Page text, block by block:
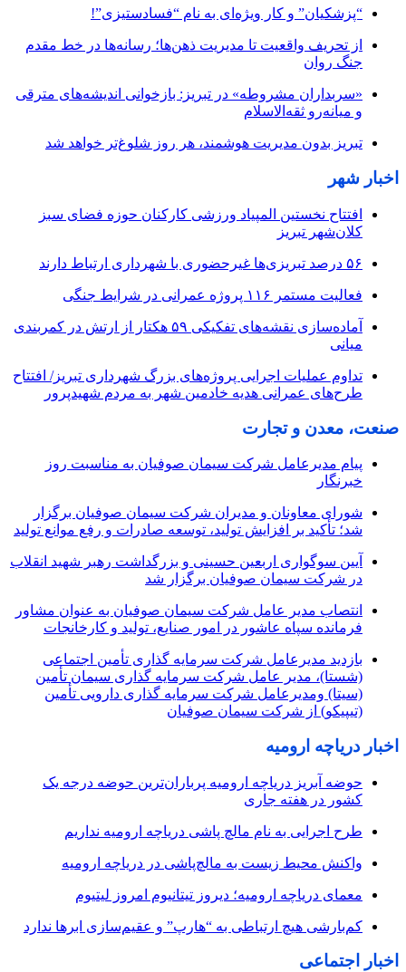
“پزشکیان” و کار ویژه‌ای به نام “فسادستیزی”!
از تحریف واقعیت تا مدیریت ذهن‌ها؛ رسانه‌ها در خط مقدم
جنگ روان
«سربداران مشروطه» در تبریز: بازخوانی اندیشه‌های مترقی
و میانه‌رو ثقه‌الاسلام
تبریز بدون مدیریت هوشمند، هر روز شلوغ‌تر خواهد شد
اخبار شهر
افتتاح نخستین المپیاد ورزشی کارکنان حوزه فضای سبز
کلان‌شهر تبریز
۵۶ درصد تبریزی‌ها غیرحضوری با شهرداری ارتباط دارند
فعالیت مستمر ۱۱۶ پروژه عمرانی در شرایط جنگی
آماده‌سازی نقشه‌های تفکیکی ۵۹ هکتار از ارتش در کمربندی
میانی
تداوم عملیات اجرایی پروژه‌های بزرگ شهرداری تبریز/ افتتاح
طرح‌های عمرانی هدیه خادمین شهر به مردم شهیدپرور
صنعت، معدن و تجارت
پیام مدیرعامل شرکت سیمان صوفیان به مناسبت روز
خبرنگار
شورای معاونان و مدیران شرکت سیمان صوفیان برگزار
شد؛ تأکید بر افزایش تولید، توسعه صادرات و رفع موانع تولید
آیین سوگواری اربعین حسینی و بزرگداشت رهبر شهید انقلاب
در شرکت سیمان صوفیان برگزار شد
انتصاب مدیر عامل شرکت سیمان صوفیان به عنوان مشاور
فرمانده سپاه عاشور در امور صنایع، تولید و کارخانجات
بازدید مدیرعامل شرکت سرمایه گذاری تأمین اجتماعی
(شستا)، مدیر عامل شرکت سرمایه گذاری سیمان تأمین
(سیتا) ومدیرعامل شرکت سرمایه گذاری دارویی تأمین
(تیپیکو) از شرکت سیمان صوفیان
اخبار دریاچه ارومیه
حوضه آبریز دریاچه ارومیه پرباران‌ترین حوضه‌ درجه یک
کشور در هفته جاری
طرح اجرایی به نام مالچ پاشی دریاچه ارومیه نداریم
واکنش محیط زیست به مالچ‌پاشی در دریاچه ارومیه
معمای دریاچه ارومیه؛ دیروز تیتانیوم امروز لیتیوم
کم‌بارشی هیچ ارتباطی به “هارپ” و عقیم‌سازی ابرها ندارد
اخبار اجتماعی